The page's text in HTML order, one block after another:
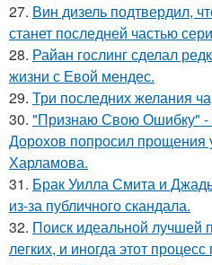
27. Вин дизель подтвердил,
станет последней частью
28. Райан гослинг сделал
жизни с Евой мендес.
29. Три последних желания
30. "Признаю Свою Ошибку" -
Дорохов попросил прощения
Харламова.
31. Брак Уилла Смита и
из-за публичного скандала.
32. Поиск идеальной лучшей
легких, и иногда этот